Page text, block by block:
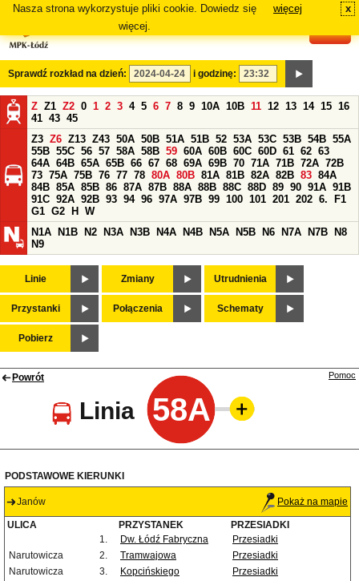
Nasza strona wykorzystuje pliki cookie. Dowiedz się
więcej.
więcej x
Sprawdź rozkład na dzień: i godzinę:
Z Z1 Z2 0 1 2 3 4 5 6 7 8 9 10A 10B 11 12 13 14 15 16
41 43 45
Z3 Z6 Z13 Z43 50A 50B 51A 51B 52 53A 53C 53B 54B 55A
55B 55C 56 57 58A 58B 59 60A 60B 60C 60D 61 62 63
64A 64B 65A 65B 66 67 68 69A 69B 70 71A 71B 72A 72B
73 75A 75B 76 77 78 80A 80B 81A 81B 82A 82B 83 84A
84B 85A 85B 86 87A 87B 88A 88B 88C 88D 89 90 91A 91B
91C 92A 92B 93 94 96 97A 97B 99 100 101 201 202 6.
F1
G1 G2 H
W
N1A
N1B N2 N3A N3B N4A N4B N5A N5B N6 N7A N7B
N8
N9
Linie Zmiany Utrudnienia
Przystanki Połączenia Schematy
Pobierz
Powrót
Linia 58A
Pomoc
PODSTAWOWE KIERUNKI
Janów Pokaż na mapie
ULICA PRZYSTANEK
PRZESIADKI
1.
Dw. Łódź Fabryczna
Przesiadki
Narutowicza
2. Tramwajowa
Przesiadki
Narutowicza
3. Kopcińskiego
Przesiadki